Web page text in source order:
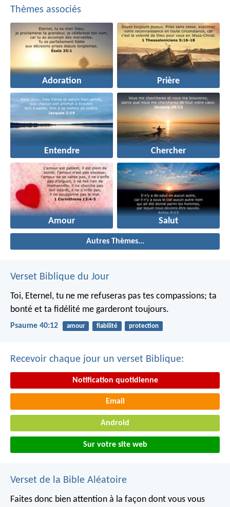
Thèmes associés
Adoration Prière
Entendre Chercher
Amour Salut
Autres Thèmes...
Verset Biblique du Jour
Toi, Eternel, tu ne me refuseras pas tes compassions; ta
bonté et ta fidélité me garderont toujours.
Psaume 40:12 amour fiabilité protection
Recevoir chaque jour un verset Biblique:
Notification quotidienne
Email
Android
Sur votre site web
Verset de la Bible Aléatoire
Faites donc bien attention à la façon dont vous vous